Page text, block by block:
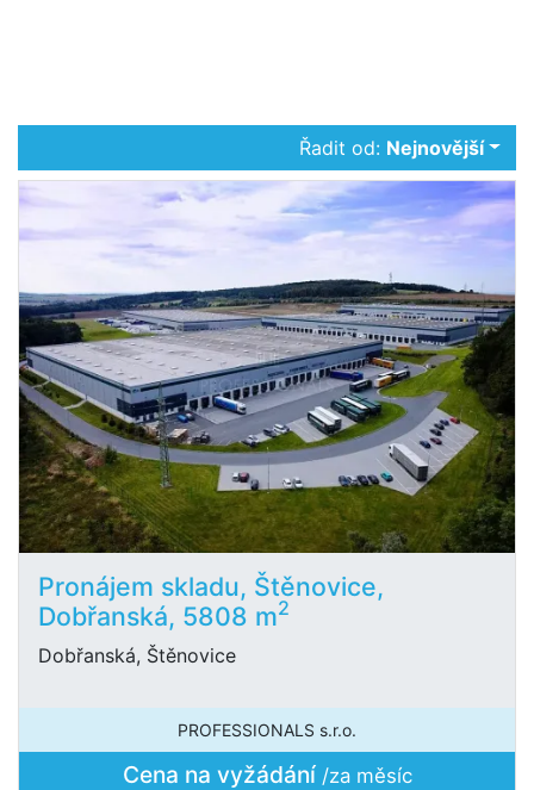
Řadit od: Nejnovější
Pronájem skladu, Štěnovice,
Dobřanská, 5808 m2
Dobřanská, Štěnovice
PROFESSIONALS s.r.o.
Cena na vyžádání /za měsíc